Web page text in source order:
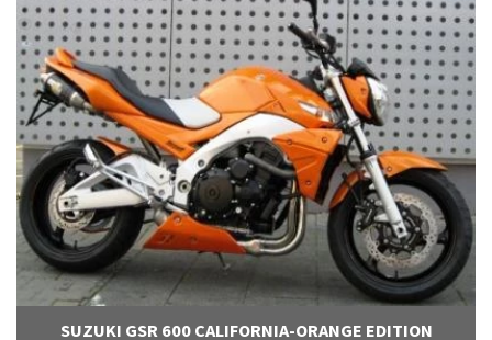
SUZUKI GSR 600 CALIFORNIA-ORANGE EDITION